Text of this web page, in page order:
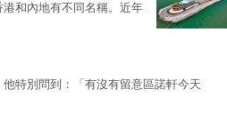
和內地有不同名稱。近年
特別問到：「有沒有留意區諾軒今天